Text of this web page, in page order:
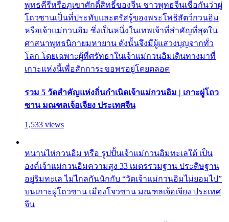
พุทธคีรีหรือภูเขาศักดิ์สิทธิ์ของจีน ชาวพุทธจีนเชื่อกันว่าผู่
โถวซานเป็นที่ประทับและตรัสรู้ของพระโพธิสัตว์กวนอิม
หรือเจ้าแม่กวนอิม ซึ่งเป็นหนึ่งในเทพเจ้าที่สำคัญที่สุดใน
ศาสนาพุทธนิกายมหายาน ดังนั้นจึงมีผู้แสวงบุญจากทั่ว
โลก โดยเฉพาะผู้ที่ศรัทธาในเจ้าแม่กวนอิมเดินทางมาที่
เกาะแห่งนี้เพื่อสักการะขอพรอยู่โดยตลอด
รวม 5 วัดสำคัญแห่งถิ่นกำเนิดเจ้าแม่กวนอิม | เกาะผู่โถว
ซาน มณฑลเจ้อเจียง ประเทศจีน
1,533 views
หนานไห่กวนอิม หรือ รูปปั้นเจ้าแม่กวนอิมทะเลใต้ เป็น
องค์เจ้าแม่กวนอิมความสูง 33 เมตรรวมฐาน ประดิษฐาน
อยู่ริมทะเล ไม่ไกลกันนักกับ “วัดเจ้าแม่กวนอิมไม่ยอมไป”
บนเกาะผู่โถวซาน เมืองโจวซาน มณฑลเจ้อเจียง ประเทศ
จีน